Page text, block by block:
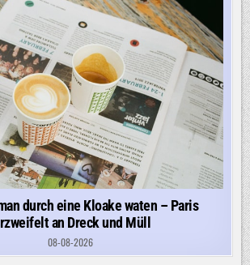
durch eine Kloake waten – Paris
an Dreck und Müll
08-08-2026